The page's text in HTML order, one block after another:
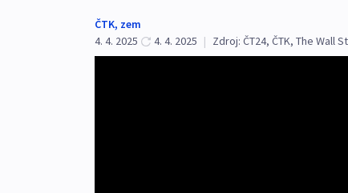
ČTK, zem
4. 4. 2025
4. 4. 2025 | Zdroj: ČT24, ČTK, The Wall